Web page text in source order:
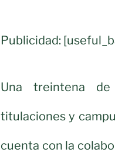
Publicidad:
Una treintena de
titulaciones y
cuenta con la